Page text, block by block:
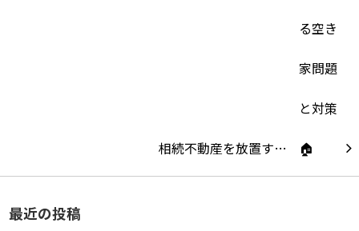
相続不動産を放置す…
最近の投稿